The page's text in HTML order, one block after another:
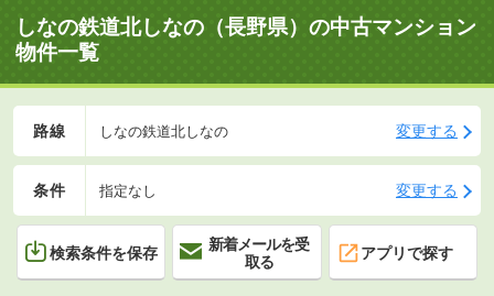
しなの鉄道北しなの（長野県）の中古マンション
物件一覧
路線 しなの鉄道北しなの 変更する
条件 指定なし 変更する
検索条件を保存
新着メールを受
取る
アプリで探す